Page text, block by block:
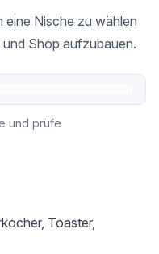
eine Nische zu wählen
Shop aufzubauen.
und prüfe
Toaster,